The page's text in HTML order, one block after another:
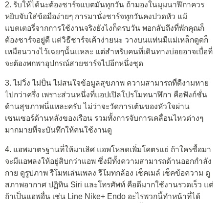
2. รับให้ได้นะต้องชาร์จแบตมันทุกวัน ถ้ามองในมุมนาฬิกาควร
หยิบจับใส่ข้อมือง่ายๆ การมานั่งชาร์จทุกวันคงปวดหัว แม้
แบตเตอรี่จากการใช้งานจริงยังไงก็ครบวัน พอกลับถึงที่พักคุณก็
ต้องชาร์จอยู่ดี แต่วิธีชาร์จเค้าง่ายนะ วางบนแท่นมีแม่เหล็กดูดก็
เหมือนวางไว้เฉยๆนั้นแหละ แต่สำหรับคนที่เดินทางบ่อยอาจเบื่อที่
จะต้องพกพาอุปกรณ์สายชาร์จไปอีกหนึ่งชุด
3. ไม่วิ่ง ไม่ปั่น ไม่สนใจข้อมูลสุขภาพ ความสามารถที่ดีงามหาย
ไปกว่าครึ่ง เพราะส่วนหนึ่งที่แอปเปิลโปรโมทนาฬิกา คือฟังก์ชั่น
ด้านสุขภาพนี่แหละครับ ไม่ว่าจะวัดการเต้นของหัวใจผ่าน
เซนเซอร์ด้านหลังของเรือน รวมทั้งการจับการเคลื่อนไหวต่างๆ
มากมายที่จะบันทึกให้คนใช้งานดู
4. แอพมาตรฐานที่ให้มาเลิศ แอพโหลดเพิ่มโคตรแย่ ถ้าใครซื้อมา
จะมีแอพลงให้อยู่สิบกว่าแอพ ซึ่งมีทั้งความสามารถด้านออกกำลัง
กาย ดูรูปภาพ รีโมทเล่นเพลง รีโมทกล้อง เช็คเมล์ เช็คข้อความ ดู
สภาพอากาศ ปฏิทิน Siri และโทรศัพท์ คือดีมากใช้งานรวดเร็ว แต่
ถ้าเป็นแอพอื่น เช่น Line Nike+ Endo อะไรพวกนี้ทำหน้าที่ได้